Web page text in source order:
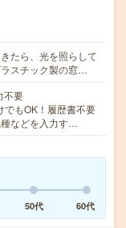
たら、光を照らして
スチック製の窓…
不要
もOK！履歴書不要
などを入力す…
50代 60代